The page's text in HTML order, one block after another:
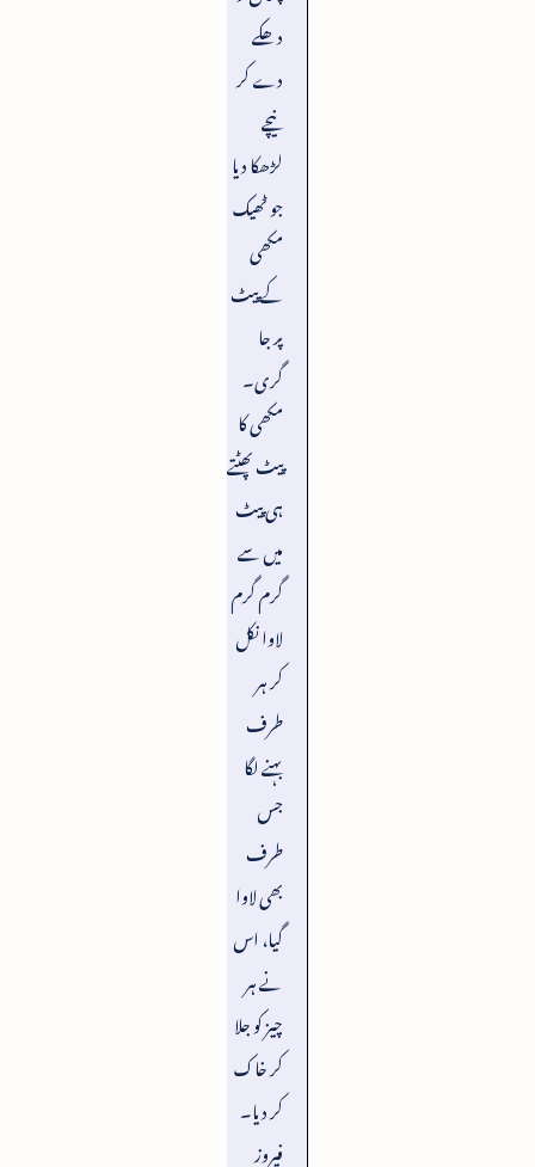
دھکے
دے کر
نیچے
لڑھکا دیا
جو ٹھیک
مکھی
کے پیٹ
پر جا
گری۔
مکھی کا
پیٹ پھٹتے
ہی پیٹ
میں سے
گرم گرم
لاوا نکل
کر ہر
طرف
بہنے لگا
جس
طرف
بھی لاوا
گیا، اس
نے ہر
چیز کو جلا
کر خاک
کر دیا۔
فیروز